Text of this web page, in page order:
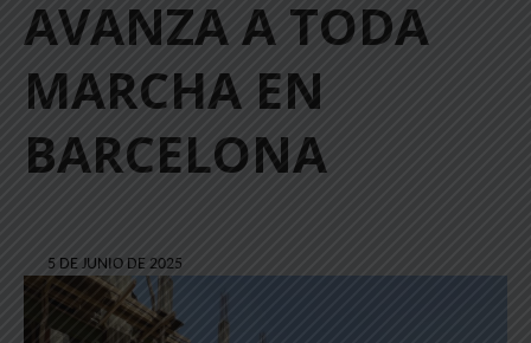
AVANZA A TODA
MARCHA EN
BARCELONA
5 DE JUNIO DE 2025